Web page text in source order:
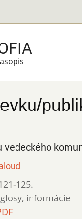
vedeckého
121-125.
informácie